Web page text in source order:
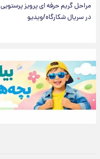
مراحل گریم حرفه ای پرویز پرستویی
در سریال شکارگاه/ویدیو